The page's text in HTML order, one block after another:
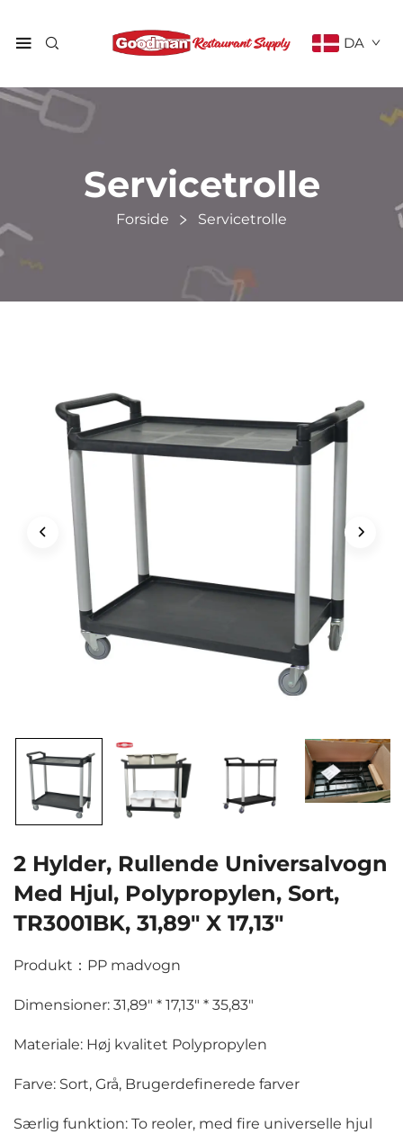
DA
Servicetrolle
Forside Servicetrolle
2 Hylder, Rullende Universalvogn
Med Hjul, Polypropylen, Sort,
TR3001BK, 31,89" X 17,13"
Produkt：PP madvogn
Dimensioner: 31,89" * 17,13" * 35,83"
Materiale: Høj kvalitet Polypropylen
Farve: Sort, Grå, Brugerdefinerede farver
Særlig funktion: To reoler, med fire universelle hjul